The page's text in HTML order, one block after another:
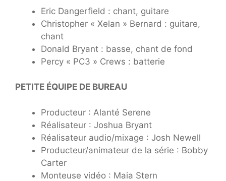
Eric Dangerfield : chant, guitare
Christopher « Xelan » Bernard : guitare,
chant
Donald Bryant : basse, chant de fond
Percy « PC3 » Crews : batterie
PETITE ÉQUIPE DE BUREAU
Producteur : Alanté Serene
Réalisateur : Joshua Bryant
Réalisateur audio/mixage : Josh Newell
Producteur/animateur de la série : Bobby
Carter
Monteuse vidéo : Maia Stern